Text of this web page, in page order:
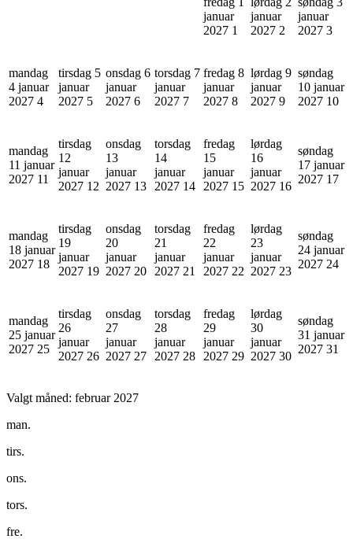
januar
2027 1
januar
2027 2
januar
2027 3
mandag
4 januar
2027 4
tirsdag 5
januar
2027 5
onsdag 6
januar
2027 6
torsdag 7
januar
2027 7
fredag 8
januar
2027 8
lørdag 9
januar
2027 9
søndag
10 januar
2027 10
mandag
11 januar
2027 11
tirsdag
12
januar
2027 12
onsdag
13
januar
2027 13
torsdag
14
januar
2027 14
fredag
15
januar
2027 15
lørdag
16
januar
2027 16
søndag
17 januar
2027 17
mandag
18 januar
2027 18
tirsdag
19
januar
2027 19
onsdag
20
januar
2027 20
torsdag
21
januar
2027 21
fredag
22
januar
2027 22
lørdag
23
januar
2027 23
søndag
24 januar
2027 24
mandag
25 januar
2027 25
tirsdag
26
januar
2027 26
onsdag
27
januar
2027 27
torsdag
28
januar
2027 28
fredag
29
januar
2027 29
lørdag
30
januar
2027 30
søndag
31 januar
2027 31
Valgt måned: februar 2027
man.
tirs.
ons.
tors.
fre.